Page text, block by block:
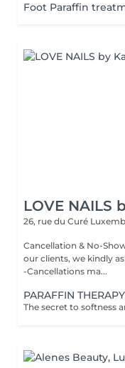
Foot Paraffin
LOVE NAILS
26, rue du Curé
Cancellation & No-
our clients, we kindly
-Cancellations ma...
PARAFFIN THERAPY